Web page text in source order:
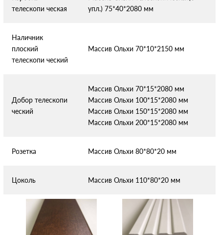
телескопи ческая
упл.) 75*40*2080 мм
Наличник
плоский
телескопи ческий
Массив Ольхи 70*10*2150 мм
Добор телескопи
ческий
Массив Ольхи 70*15*2080 мм
Массив Ольхи 100*15*2080 мм
Массив Ольхи 150*15*2080 мм
Массив Ольхи 200*15*2080 мм
Розетка Массив Ольхи 80*80*20 мм
Цоколь Массив Ольхи 110*80*20 мм